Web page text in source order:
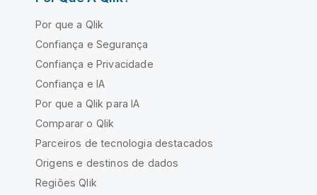
Por que a Qlik
Confiança e Segurança
Confiança e Privacidade
Confiança e IA
Por que a Qlik para IA
Comparar o Qlik
Parceiros de tecnologia destacados
Origens e destinos de dados
Regiões Qlik